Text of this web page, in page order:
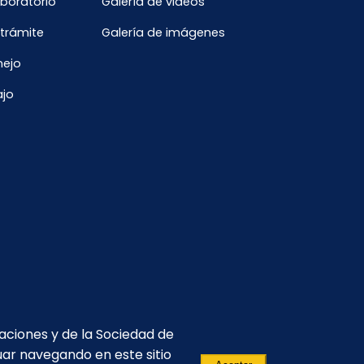
Galería de imágenes
y de la Sociedad de
navegando en este sitio